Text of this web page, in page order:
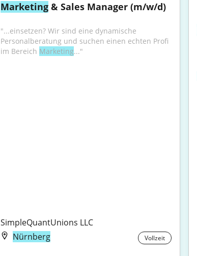
Marketing & Sales Manager (m/w/d)
"...einsetzen? Wir sind eine dynamische
Personalberatung und suchen einen echten Profi
im Bereich Marketing..."
SimpleQuantUnions LLC
Nürnberg
Vollzeit